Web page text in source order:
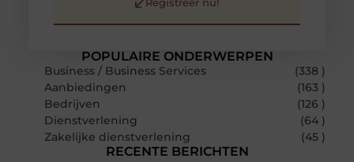
POPULAIRE ONDERWERPEN
Business / Business Services
(338 )
Aanbiedingen
(163 )
Bedrijven
(126 )
Dienstverlening
(64 )
Zakelijke dienstverlening
(45 )
RECENTE BERICHTEN